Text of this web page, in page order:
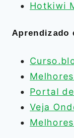
Hotkiwi
Aprendizado
Portal
Veja